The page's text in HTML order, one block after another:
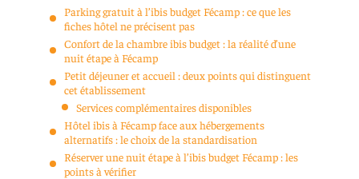
Parking gratuit à l’ibis budget Fécamp : ce que les
fiches hôtel ne précisent pas
Confort de la chambre ibis budget : la réalité d’une
nuit étape à Fécamp
Petit déjeuner et accueil : deux points qui distinguent
cet établissement
Services complémentaires disponibles
Hôtel ibis à Fécamp face aux hébergements
alternatifs : le choix de la standardisation
Réserver une nuit étape à l’ibis budget Fécamp : les
points à vérifier